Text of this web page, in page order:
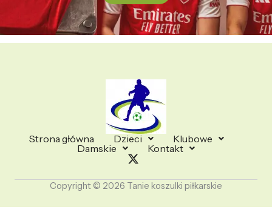
Strona główna Dzieci
Klubowe
Damskie
Kontakt
Copyright © 2026 Tanie koszulki piłkarskie